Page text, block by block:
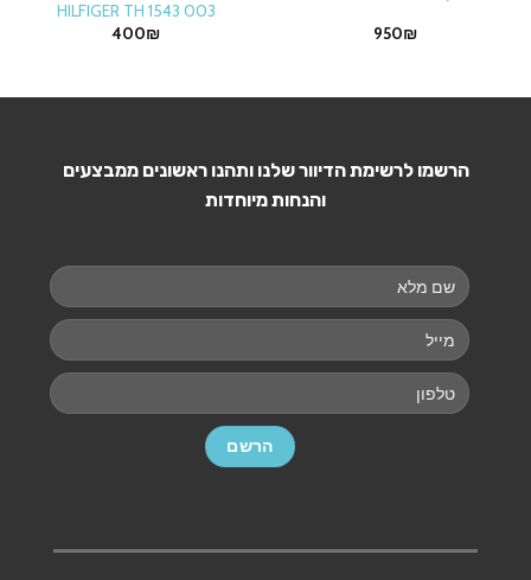
950₪
HILFIGER TH 1543 003
400₪
הרשמו לרשימת הדיוור שלנו ותהנו ראשונים ממבצעים
והנחות מיוחדות